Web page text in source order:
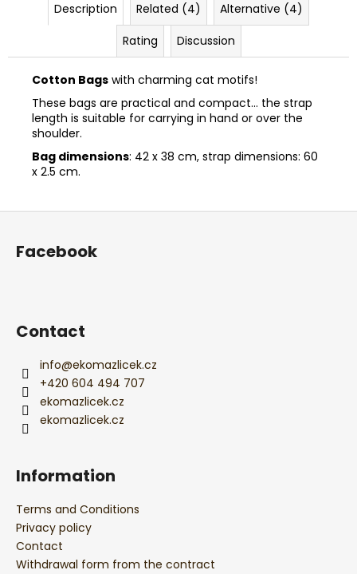
Description Related (4)
Alternative (4)
Rating
Discussion
Cotton Bags with charming cat motifs!
These bags are practical and compact... the strap
length is suitable for carrying in hand or over the
shoulder.
Bag dimensions: 42 x 38 cm, strap dimensions: 60
x 2.5 cm.
F
Facebook
Contact
info@ekomazlicek.cz
+420 604 494 707
ekomazlicek.cz
ekomazlicek.cz
Information
Terms and Conditions
Privacy policy
Contact
Withdrawal form from the contract